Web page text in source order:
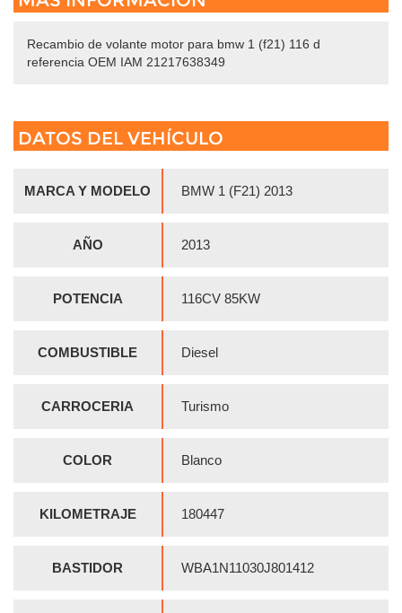
Recambio de volante motor para bmw 1 (f21) 116 d
referencia OEM IAM 21217638349
DATOS DEL VEHÍCULO
MARCA Y MODELO BMW 1 (F21) 2013
AÑO 2013
POTENCIA 116CV 85KW
COMBUSTIBLE Diesel
CARROCERIA Turismo
COLOR Blanco
KILOMETRAJE 180447
BASTIDOR WBA1N11030J801412